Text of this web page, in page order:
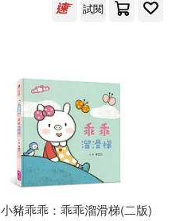
試閱
小豬乖乖：乖乖溜滑梯(二版)